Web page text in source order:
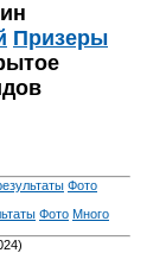
Призеры
Фото
Фото Много